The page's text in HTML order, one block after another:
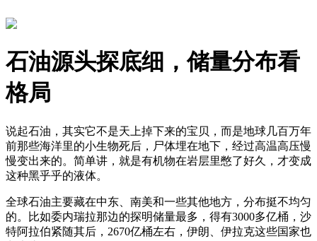
石油源头探底细，储量分布看
格局
说起石油，其实它不是天上掉下来的宝贝，而是地球几百万年
前那些海洋里的小生物死后，尸体埋在地下，经过高温高压慢
慢变出来的。简单讲，就是有机物在岩层里憋了好久，才变成
这种黑乎乎的液体。
全球石油主要藏在中东、南美和一些其他地方，分布挺不均匀
的。比如委内瑞拉那边的探明储量最多，得有3000多亿桶，沙
特阿拉伯紧随其后，2670亿桶左右，伊朗、伊拉克这些国家也